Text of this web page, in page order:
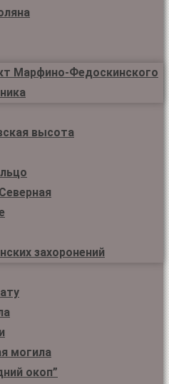
Марфино-Федоскинского
высота
захоронений
могила
окоп”